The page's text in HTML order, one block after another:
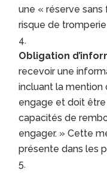
une « réserve sans
risque de
Obligation
recevoir une
incluant la mention
engage et doit être
capacités de
engager. » Cette
présente dans les